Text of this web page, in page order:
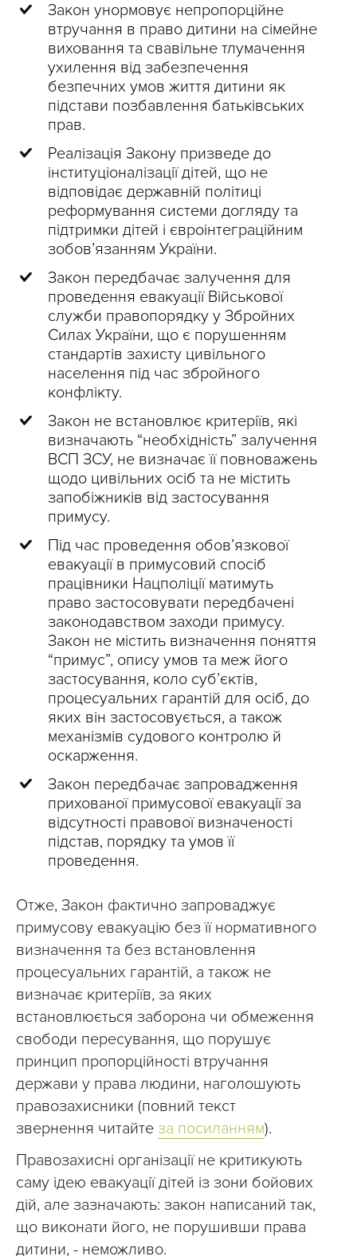
Закон унормовує непропорційне
втручання в право дитини на сімейне
виховання та свавільне тлумачення
ухилення від забезпечення
безпечних умов життя дитини як
підстави позбавлення батьківських
прав.
Реалізація Закону призведе до
інституціоналізації дітей, що не
відповідає державній політиці
реформування системи догляду та
підтримки дітей і євроінтеграційним
зобовʼязанням України.
Закон передбачає залучення для
проведення евакуації Військової
служби правопорядку у Збройних
Силах України, що є порушенням
стандартів захисту цивільного
населення під час збройного
конфлікту.
Закон не встановлює критеріїв, які
визначають “необхідність” залучення
ВСП ЗСУ, не визначає її повноважень
щодо цивільних осіб та не містить
запобіжників від застосування
примусу.
Під час проведення обов’язкової
евакуації в примусовий спосіб
працівники Нацполіції матимуть
право застосовувати передбачені
законодавством заходи примусу.
Закон не містить визначення поняття
“примус”, опису умов та меж його
застосування, коло суб’єктів,
процесуальних гарантій для осіб, до
яких він застосовується, а також
механізмів судового контролю й
оскарження.
Закон передбачає запровадження
прихованої примусової евакуації за
відсутності правової визначеності
підстав, порядку та умов її
проведення.
Отже, Закон фактично запроваджує
примусову евакуацію без її нормативного
визначення та без встановлення
процесуальних гарантій, а також не
визначає критеріїв, за яких
встановлюється заборона чи обмеження
свободи пересування, що порушує
принцип пропорційності втручання
держави у права людини, наголошують
правозахисники (повний текст
звернення читайте за посиланням).
Правозахисні організації не критикують
саму ідею евакуації дітей із зони бойових
дій, але зазначають: закон написаний так,
що виконати його, не порушивши права
дитини, - неможливо.